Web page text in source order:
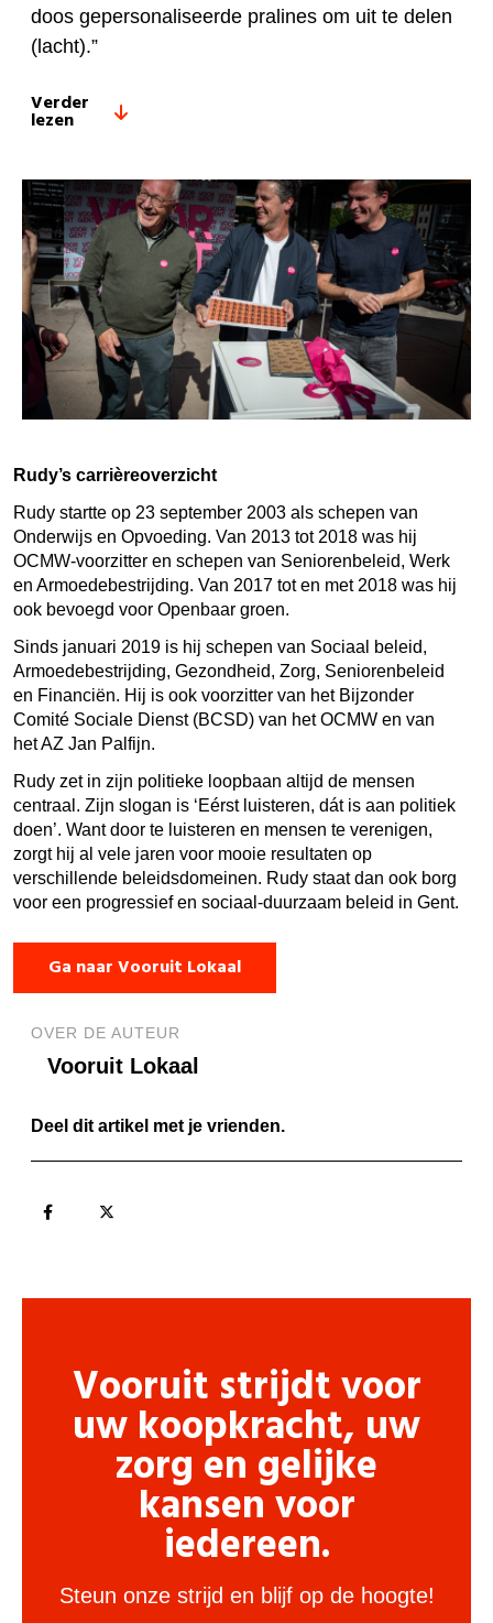
doos gepersonaliseerde pralines om uit te delen
(lacht).”
Verder
lezen
Rudy’s carrièreoverzicht
Rudy startte op 23 september 2003 als schepen van
Onderwijs en Opvoeding. Van 2013 tot 2018 was hij
OCMW-voorzitter en schepen van Seniorenbeleid, Werk
en Armoedebestrijding. Van 2017 tot en met 2018 was hij
ook bevoegd voor Openbaar groen.
Sinds januari 2019 is hij schepen van Sociaal beleid,
Armoedebestrijding, Gezondheid, Zorg, Seniorenbeleid
en Financiën. Hij is ook voorzitter van het Bijzonder
Comité Sociale Dienst (BCSD) van het OCMW en van
het AZ Jan Palfijn.
Rudy zet in zijn politieke loopbaan altijd de mensen
centraal. Zijn slogan is ‘Eérst luisteren, dát is aan politiek
doen’. Want door te luisteren en mensen te verenigen,
zorgt hij al vele jaren voor mooie resultaten op
verschillende beleidsdomeinen. Rudy staat dan ook borg
voor een progressief en sociaal-duurzaam beleid in Gent.
Ga naar Vooruit Lokaal
OVER DE AUTEUR
Vooruit Lokaal
Deel dit artikel met je vrienden.
Vooruit strijdt voor
uw koopkracht, uw
zorg en gelijke
kansen voor
iedereen.
Steun onze strijd en blijf op de hoogte!